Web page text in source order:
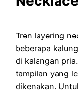
Tren layering
beberapa
di kalangan
tampilan yang
dikenakan.